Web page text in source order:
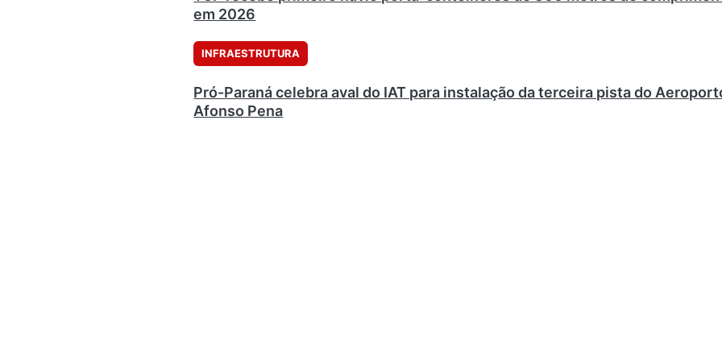
em 2026
INFRAESTRUTURA
Pró-Paraná celebra aval do IAT para instalação da terceira pista do
Afonso Pena